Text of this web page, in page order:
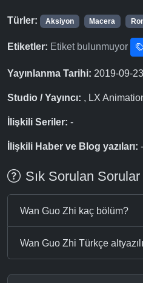
Türler: Aksiyon Macera
Etiketler: Etiket bulunmuyor
Yayınlanma Tarihi: 2019-09-
Studio / Yayıncı: , LX
İlişkili Seriler: -
İlişkili Haber ve Blog yazıları: -
Sık Sorulan Sorular
Wan Guo Zhi kaç bölüm?
Wan Guo Zhi Türkçe